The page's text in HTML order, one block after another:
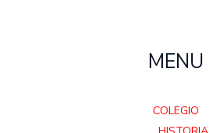
MENU
COLEGIO